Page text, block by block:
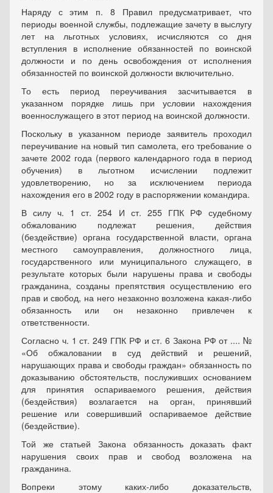
Наряду с этим п. 8 Правил предусматривает, что
периоды военной службы, подлежащие зачету в выслугу
лет на льготных условиях, исчисляются со дня
вступления в исполнение обязанностей по воинской
должности и по день освобождения от исполнения
обязанностей по воинской должности включительно.
То есть период переучивания засчитывается в
указанном порядке лишь при условии нахождения
военнослужащего в этот период на воинской должности.
Поскольку в указанном периоде заявитель проходил
переучивание на новый тип самолета, его требование о
зачете 2002 года (первого календарного года в период
обучения) в льготном исчислении подлежит
удовлетворению, но за исключением периода
нахождения его в 2002 году в распоряжении командира.
В силу ч. 1 ст. 254 И ст. 255 ГПК РФ судебному
обжалованию подлежат решения, действия
(бездействие) органа государственной власти, органа
местного самоуправления, должностного лица,
государственного или муниципального служащего, в
результате которых были нарушены права и свободы
гражданина, созданы препятствия осуществлению его
прав и свобод, на него незаконно возложена какая-либо
обязанность или он незаконно привлечен к
ответственности.
Согласно ч. 1 ст. 249 ГПК РФ и ст. 6 Закона РФ от .... №
«Об обжаловании в суд действий и решений,
нарушающих права и свободы граждан» обязанность по
доказыванию обстоятельств, послуживших основанием
для принятия оспариваемого решения, действия
(бездействия) возлагается на орган, принявший
решение или совершивший оспариваемое действие
(бездействие).
Той же статьей Закона обязанность доказать факт
нарушения своих прав и свобод возложена на
гражданина.
Вопреки этому каких-либо доказательств,